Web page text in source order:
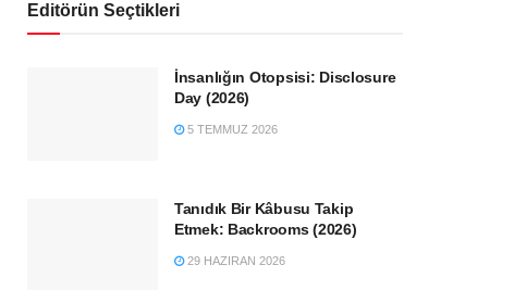
Editörün Seçtikleri
İnsanlığın Otopsisi: Disclosure
Day (2026)
5 TEMMUZ 2026
Tanıdık Bir Kâbusu Takip
Etmek: Backrooms (2026)
29 HAZIRAN 2026